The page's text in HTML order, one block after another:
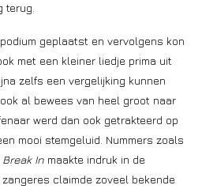
terug.
geplaatst en vervolgens kon
met een kleiner liedje prima uit
zelfs een vergelijking kunnen
al bewees van heel groot naar
werd dan ook getrakteerd op
mooi stemgeluid. Nummers zoals
Break In maakte indruk in de
claimde zoveel bekende